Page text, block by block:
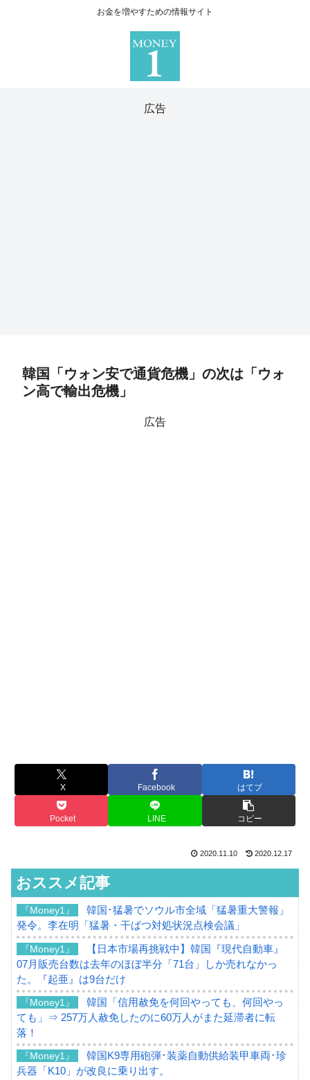
お金を増やすための情報サイト
広告
韓国「ウォン安で通貨危機」の次は「ウォ
ン高で輸出危機」
広告
X Facebook はてブ
Pocket LINE コピー
2020.11.10 2020.12.17
おススメ記事
『Money1』
韓国･猛暑でソウル市全域「猛暑重大警報」
発令。李在明「猛暑・干ばつ対処状況点検会議」
『Money1』
【日本市場再挑戦中】韓国『現代自動車』
07月販売台数は去年のほぼ半分「71台」しか売れなかっ
た。『起亜』は9台だけ
『Money1』
韓国「信用赦免を何回やっても、何回やっ
ても」⇒ 257万人赦免したのに60万人がまた延滞者に転
落！
『Money1』
韓国K9専用砲弾･装薬自動供給装甲車両･珍
兵器「K10」が改良に乗り出す。